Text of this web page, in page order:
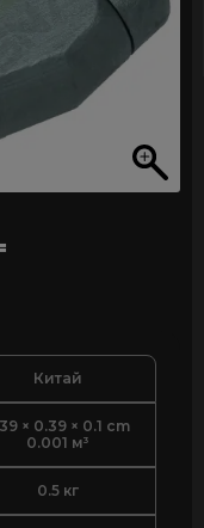
Китай
× 0.39 × 0.1 cm
0.001 м³
0.5 кг